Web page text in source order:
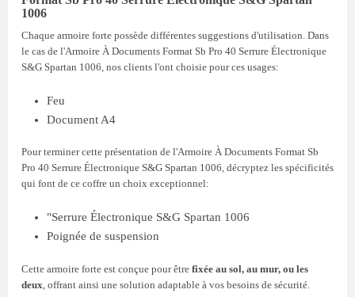
1006
Chaque armoire forte possède différentes suggestions d'utilisation. Dans
le cas de l'Armoire À Documents Format Sb Pro 40 Serrure Électronique
S&G Spartan 1006, nos clients l'ont choisie pour ces usages:
Feu
Document A4
Pour terminer cette présentation de l'Armoire À Documents Format Sb
Pro 40 Serrure Électronique S&G Spartan 1006, décryptez les spécificités
qui font de ce coffre un choix exceptionnel:
"Serrure Électronique S&G Spartan 1006
Poignée de suspension
Cette armoire forte est conçue pour être fixée au sol, au mur, ou les
deux , offrant ainsi une solution adaptable à vos besoins de sécurité.